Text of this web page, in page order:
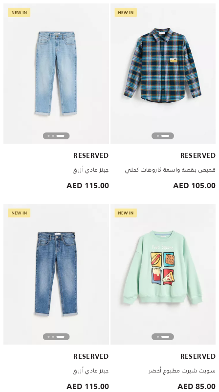
RESERVED
قميص بقصة واسعة كاروهات كحلي
105.00 AED
RESERVED
جينز عادي أزرق
115.00 AED
RESERVED
سويت شيرت مطبوع أخضر
85.00 AED
RESERVED
جينز عادي أزرق
115.00 AED